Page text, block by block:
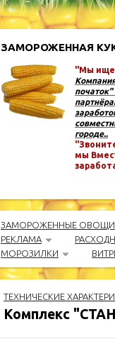
ЗАМОРОЖЕННАЯ
"Мы
городе..
мы
ЗАМОРОЖЕННЫЕ ОВОЩИ
РЕКЛАМА
МОРОЗИЛКИ
ТЕХНИЧЕСКИЕ
Комплекс